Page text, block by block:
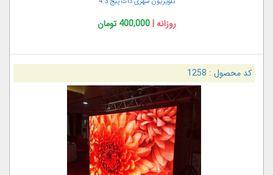
روزانه |400,000 تومان
کد محصول : 1258